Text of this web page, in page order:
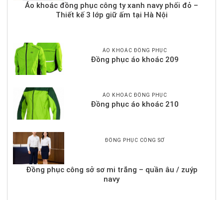
Áo khoác đồng phục công ty xanh navy phối đỏ –
Thiết kế 3 lớp giữ ấm tại Hà Nội
ÁO KHOÁC ĐỒNG PHỤC
Đồng phục áo khoác 209
ÁO KHOÁC ĐỒNG PHỤC
Đồng phục áo khoác 210
ĐỒNG PHỤC CÔNG SỞ
Đồng phục công sở sơ mi trắng – quần âu / zuýp
navy